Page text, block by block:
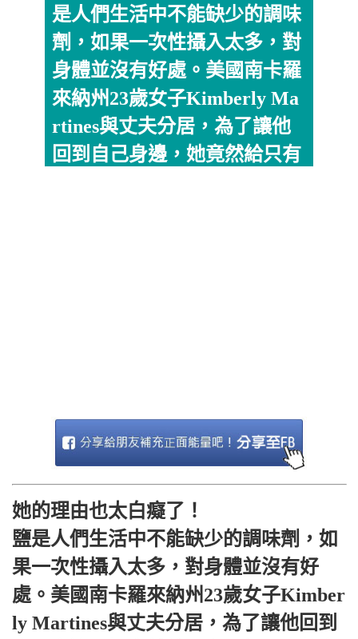
是人們生活中不能缺少的調味
劑，如果一次性攝入太多，對
身體並沒有好處。美國南卡羅
來納州23歲女子Kimberly Ma
rtines與丈夫分居，為了讓他
回到自己身邊，她竟然給只有
她的理由也太白癡了！
鹽是人們生活中不能缺少的調味劑，如
果一次性攝入太多，對身體並沒有好
處。美國南卡羅來納州23歲女子Kimber
ly Martines與丈夫分居，為了讓他回到